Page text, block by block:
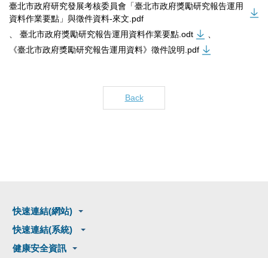
臺北市政府研究發展考核委員會「臺北市政府獎勵研究報告運用
資料作業要點」與徵件資料-來文.pdf
臺北市政府獎勵研究報告運用資料作業要點.odt
《臺北市政府獎勵研究報告運用資料》徵件說明.pdf
Back
快速連結(網站)
快速連結(系統)
健康安全資訊